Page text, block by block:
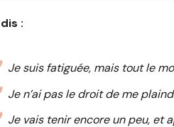
:
Je suis fatiguée, mais tout le
Je n’ai pas le droit de me
Je vais tenir encore un peu, et